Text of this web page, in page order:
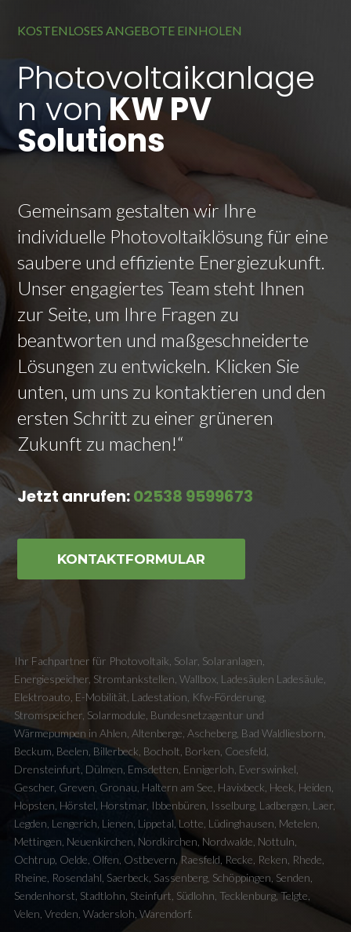
KOSTENLOSES ANGEBOTE EINHOLEN
Photovoltaikanlage
n vonKW PV
Solutions
Gemeinsam gestalten wir Ihre
individuelle Photovoltaiklösung für eine
saubere und effiziente Energiezukunft.
Unser engagiertes Team steht Ihnen
zur Seite, um Ihre Fragen zu
beantworten und maßgeschneiderte
Lösungen zu entwickeln. Klicken Sie
unten, um uns zu kontaktieren und den
ersten Schritt zu einer grüneren
Zukunft zu machen!“
Jetzt anrufen:02538 9599673
KONTAKTFORMULAR
Ihr Fachpartner für Photovoltaik, Solar, Solaranlagen,
Energiespeicher, Stromtankstellen, Wallbox, Ladesäulen Ladesäule,
Elektroauto, E-Mobilität, Ladestation, Kfw-Förderung,
Stromspeicher, Solarmodule, Bundesnetzagentur und
Wärmepumpen in Ahlen, Altenberge, Ascheberg, Bad Waldliesborn,
Beckum, Beelen, Billerbeck, Bocholt, Borken, Coesfeld,
Drensteinfurt, Dülmen, Emsdetten, Ennigerloh, Everswinkel,
Gescher, Greven, Gronau, Haltern am See, Havixbeck, Heek, Heiden,
Hopsten, Hörstel, Horstmar, Ibbenbüren, Isselburg, Ladbergen, Laer,
Legden, Lengerich, Lienen, Lippetal, Lotte, Lüdinghausen, Metelen,
Mettingen, Neuenkirchen, Nordkirchen, Nordwalde, Nottuln,
Ochtrup, Oelde, Olfen, Ostbevern, Raesfeld, Recke, Reken, Rhede,
Rheine, Rosendahl, Saerbeck, Sassenberg, Schöppingen, Senden,
Sendenhorst, Stadtlohn, Steinfurt, Südlohn, Tecklenburg, Telgte,
Velen, Vreden, Wadersloh, Warendorf.